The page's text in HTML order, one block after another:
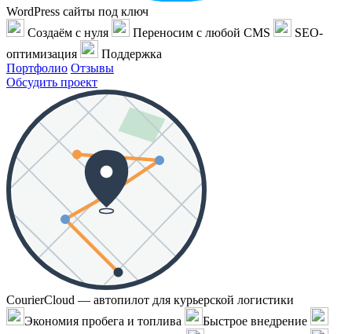
WordPress сайты под ключ
Создаём с нуля
Переносим с любой CMS
SEO-
оптимизация
Поддержка
Портфолио Отзывы
Обсудить проект
CourierCloud — автопилот для курьерской логистики
Экономия пробега и топлива
Быстрое внедрение